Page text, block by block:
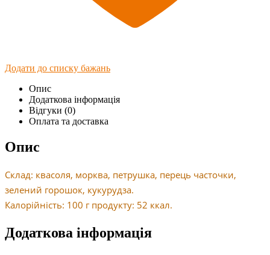
Додати до списку бажань
Опис
Додаткова інформація
Відгуки (0)
Оплата та доставка
Опис
Склад: квасоля, морква, петрушка, перець часточки,
зелений горошок, кукурудза.
Калорійність: 100 г продукту: 52 ккал.
Додаткова інформація